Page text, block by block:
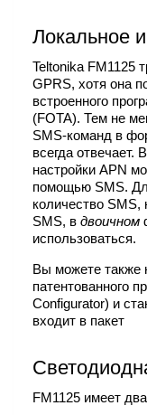
Локальное
Teltonika FM1125
GPRS, хотя она
встроенного
(FOTA). Тем не
SMS-команд в
всегда отвечает.
настройки APN
помощью SMS.
количество
SMS, в двоичном
использоваться.
Вы можете также
патентованного
Configurator) и
входит в пакет
FM1125 имеет